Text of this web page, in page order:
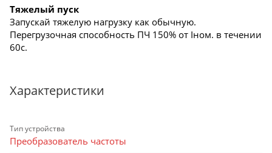
Тяжелый пуск
Запускай тяжелую нагрузку как обычную.
Перегрузочная способность ПЧ 150% от Iном. в течении
60с.
Характеристики
Тип устройства
Преобразователь частоты